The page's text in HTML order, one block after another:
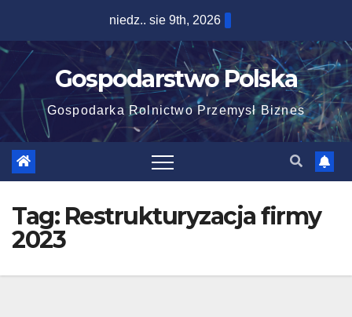
content
niedz.. sie 9th, 2026
Gospodarstwo Polska
Gospodarka Rolnictwo Przemysł Biznes
Tag: Restrukturyzacja firmy
2023